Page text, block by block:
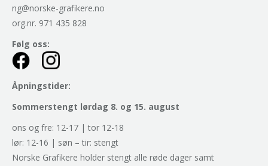
ng@norske-grafikere.no
org.nr. 971 435 828
Følg oss:
Åpningstider:
Sommerstengt lørdag 8. og 15. august
ons og fre: 12-17 | tor 12-18
lør: 12-16 | søn – tir: stengt
Norske Grafikere holder stengt alle røde dager samt